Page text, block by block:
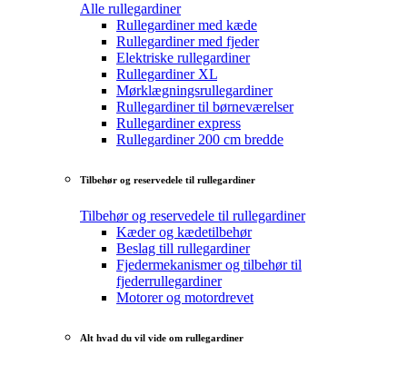
Alle rullegardiner
Rullegardiner med kæde
Rullegardiner med fjeder
Elektriske rullegardiner
Rullegardiner XL
Mørklægningsrullegardiner
Rullegardiner til børneværelser
Rullegardiner express
Rullegardiner 200 cm bredde
Tilbehør og reservedele til rullegardiner
Tilbehør og reservedele til rullegardiner
Kæder og kædetilbehør
Beslag till rullegardiner
Fjedermekanismer og tilbehør til
fjederrullegardiner
Motorer og motordrevet
Alt hvad du vil vide om rullegardiner